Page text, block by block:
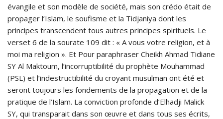
évangile et son modèle de société, mais son crédo était de
propager l’Islam, le soufisme et la Tidjaniya dont les
principes transcendent tous autres principes spirituels. Le
verset 6 de la sourate 109 dit : « A vous votre religion, et à
moi ma religion ». Et Pour paraphraser Cheikh Ahmad Tidiane
SY Al Maktoum, l’incorruptibilité du prophète Mouhammad
(PSL) et l’indestructibilité du croyant musulman ont été et
seront toujours les fondements de la propagation et de la
pratique de l’Islam. La conviction profonde d’Elhadji Malick
SY, qui transparait dans son œuvre et dans tous ses écrits,